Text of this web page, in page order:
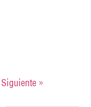
Siguiente »